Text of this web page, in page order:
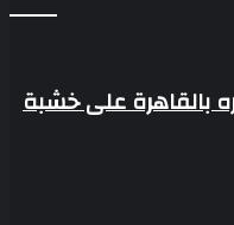
بالقاهرة على خشبة